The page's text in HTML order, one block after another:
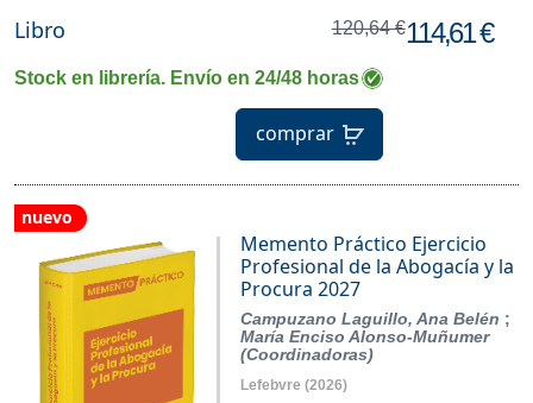
Libro 120,64 €114,61 €
Stock en librería. Envío en 24/48 horas
comprar
nuevo
Memento Práctico Ejercicio
Profesional de la Abogacía y la
Procura 2027
Campuzano Laguillo, Ana Belén ;
María Enciso Alonso-Muñumer
(Coordinadoras)
Lefebvre (2026)